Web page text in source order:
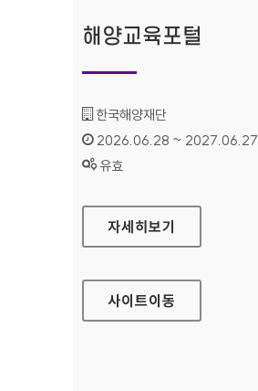
해양교육포털
기관명 :
한국해양재단
인증기간 :
2026.06.28 ~ 2027.06.27
상태 :
유효
해양교육포털
자세히보기
사이트이동